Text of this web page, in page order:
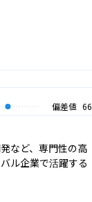
偏差値 66
など、専門性の高
ル企業で活躍する